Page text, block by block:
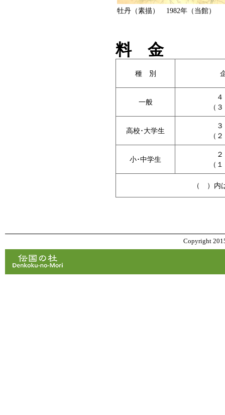
牡丹（素描） 1982年（当館）
料 金
種 別
一般
（
高校･大学生
（
小･中学生
（
（ ）内
Copyright